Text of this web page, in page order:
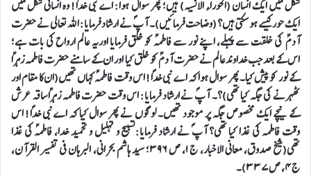
شکل میں ایک انسان (الحوراء الانسیہ) ہیں؛ پھر سوال ہوا: اے نبی خداؐ! وہ انسانی شکل میں
ایک حور کیسے ہو سکتی ہیں؟ (وضاحت فرمائیں)۔ آپ ؐنے ارشاد فرمایا: اللہ تعالی نے حضرت
آدمؑ کی خلقت سے پہلے، اپنے نور سے فاطمہؑ کو خلق فرمایا اوریہ عالم ارواح کی بات ہے؛
اس کے بعد جب خداوندعالم نے حضرت آدمؑ کو خلق کیا اور ان کے سامنے حضرت فاطمہ زہراؑ
کے نور کو پیش کیا۔ پھر سوال ہوا کہ اے نبی خداؐ! اس وقت فاطمہؑ کہاں تھیں(ان کا مقام اور
ٹھہرنے کی جگہ کیا تھی)؟۔ آپؐ نے ارشاد فرمایا: اس وقت حضرت فاطمہ زہراؑ ساقہ عرش
کے نیچے ایک مخصوص جگہ پر موجود تھیں۔ لوگوں نے پھر سوال کیا کہ اے نبی خداؐ! اس
وقت فاطمہ کی غذا کیا تھی؟ آپ ؐنے ارشاد فرمایا:تسبیح و تہلیل و تحمید خدا، فاطمہؑ کی غذا
تھی(شیخ صدوق، معاني الاخبار، ج ۱، ص ٣٩٦؛ سید هاشم بحرانی، البرهان فی تفسیر القرآن،
ج۴، ص۳۳۷)۔